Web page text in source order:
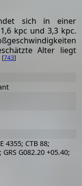
sich in einer
kpc und 3,3 kpc.
Alter liegt
[743]
4355; CTB 88;
G082.20 +05.40;